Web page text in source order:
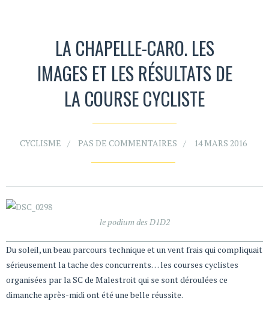
LA CHAPELLE-CARO. LES
IMAGES ET LES RÉSULTATS DE
LA COURSE CYCLISTE
CYCLISME PAS DE COMMENTAIRES 14 MARS 2016
le podium des D1D2
Du soleil, un beau parcours technique et un vent frais qui compliquait
sérieusement la tache des concurrents… les courses cyclistes
organisées par la SC de Malestroit qui se sont déroulées ce
dimanche après-midi ont été une belle réussite.